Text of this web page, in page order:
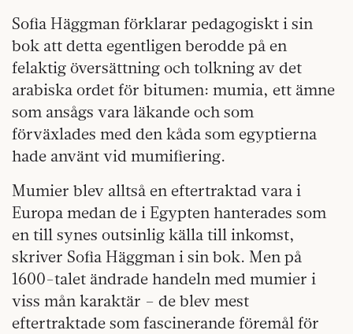
Sofia Häggman förklarar pedagogiskt i sin
bok att detta egentligen berodde på en
felaktig översättning och tolkning av det
arabiska ordet för bitumen: mumia, ett ämne
som ansågs vara läkande och som
förväxlades med den kåda som egyptierna
hade använt vid mumifiering.
Mumier blev alltså en eftertraktad vara i
Europa medan de i Egypten hanterades som
en till synes outsinlig källa till inkomst,
skriver Sofia Häggman i sin bok. Men på
1600-talet ändrade handeln med mumier i
viss mån karaktär – de blev mest
eftertraktade som fascinerande föremål för